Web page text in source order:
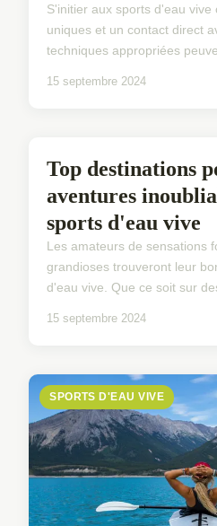
S'initier aux sports d'eau
uniques et un contact direct
techniques appropriées
15 septembre 2024
SPORTS D'EAU VIVE
Top destinations
aventures
sports d'eau vive
Les amateurs de sensations
grandioses trouveront leur
d'eau vive. Que ce soit sur
15 septembre 2024
SPORTS D'EAU VIVE